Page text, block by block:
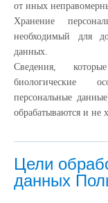
от иных
Хранение
необходимый для
данных.
Сведения,
биологические
персональные
обрабатываются и не
Цели
данных